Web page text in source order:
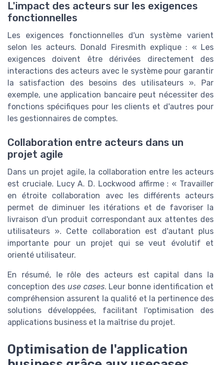
L'impact des acteurs sur les exigences
fonctionnelles
Les exigences fonctionnelles d'un système varient
selon les acteurs. Donald Firesmith explique : « Les
exigences doivent être dérivées directement des
interactions des acteurs avec le système pour garantir
la satisfaction des besoins des utilisateurs ». Par
exemple, une application bancaire peut nécessiter des
fonctions spécifiques pour les clients et d'autres pour
les gestionnaires de comptes.
Collaboration entre acteurs dans un
projet agile
Dans un projet agile, la collaboration entre les acteurs
est cruciale. Lucy A. D. Lockwood affirme : « Travailler
en étroite collaboration avec les différents acteurs
permet de diminuer les itérations et de favoriser la
livraison d'un produit correspondant aux attentes des
utilisateurs ». Cette collaboration est d'autant plus
importante pour un projet qui se veut évolutif et
orienté utilisateur.
En résumé, le rôle des acteurs est capital dans la
conception des use cases. Leur bonne identification et
compréhension assurent la qualité et la pertinence des
solutions développées, facilitant l'optimisation des
applications business et la maîtrise du projet.
Optimisation de l'application